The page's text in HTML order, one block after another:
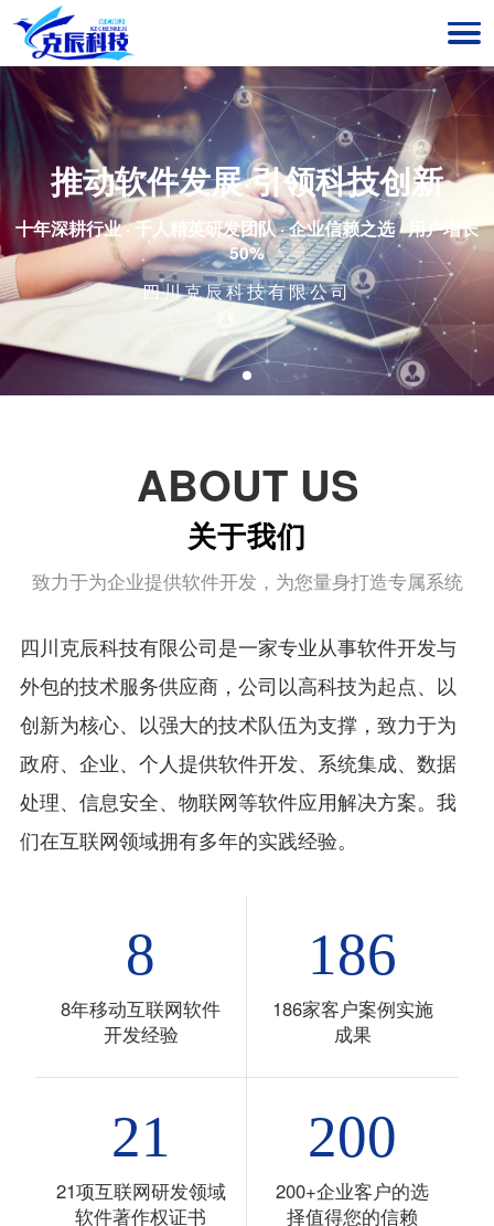
推动软件发展·引领科技创新
十年深耕行业 · 千人精英研发团队 · 企业信赖之选 · 用户增长
50%
四川克辰科技有限公司
ABOUT US
关于我们
致力于为企业提供软件开发，为您量身打造专属系统
四川克辰科技有限公司是一家专业从事软件开发与
外包的技术服务供应商，公司以高科技为起点、以
创新为核心、以强大的技术队伍为支撑，致力于为
政府、企业、个人提供软件开发、系统集成、数据
处理、信息安全、物联网等软件应用解决方案。我
们在互联网领域拥有多年的实践经验。
8
8年移动互联网软件
开发经验
186
186家客户案例实施
成果
21
21项互联网研发领域
软件著作权证书
200
200+企业客户的选
择值得您的信赖